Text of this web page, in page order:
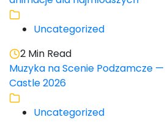
Uncategorized
2 Min Read
Muzyka na Scenie Podzamcze
Castle 2026
Uncategorized